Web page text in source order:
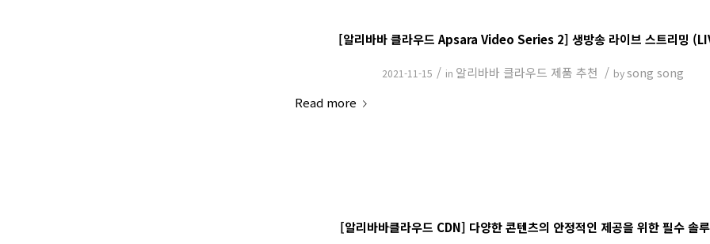
[알리바바 클라우드 Apsara Video Series 2] 생방송 라이브 스트리밍
2021-11-15 / in 알리바바 클라우드 제품 추천 / bysong song
Read more
[알리바바클라우드 CDN] 다양한 콘텐츠의 안정적인 제공을 위한 필수 솔